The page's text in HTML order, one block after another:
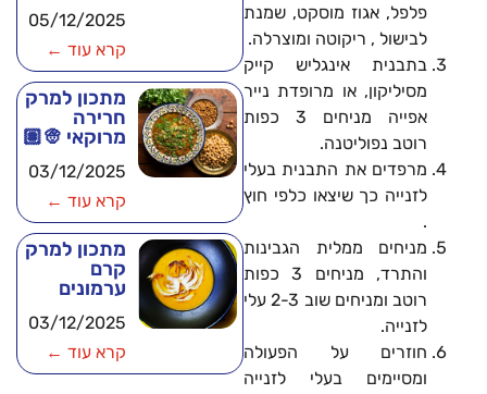
פלפל, אגוז מוסקט, שמנת
לבישול , ריקוטה ומוצרלה.
בתבנית אינגליש קייק
מסיליקון, או מרופדת נייר
אפייה מניחים 3 כפות
רוטב נפוליטנה.
מרפדים את התבנית בעלי
לזנייה כך שיצאו כלפי חוץ
.
מניחים ממלית הגבינות
והתרד, מניחים 3 כפות
רוטב ומניחים שוב 2-3 עלי
לזנייה.
חוזרים על הפעולה
ומסיימים בעלי לזנייה
05/12/2025
קרא עוד ←
מתכון למרק
חרירה
מרוקאי 👳🏽
03/12/2025
קרא עוד ←
מתכון למרק
קרם
ערמונים
03/12/2025
קרא עוד ←